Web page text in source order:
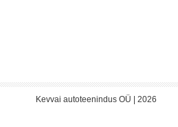
Kevvai autoteenindus OÜ | 2026